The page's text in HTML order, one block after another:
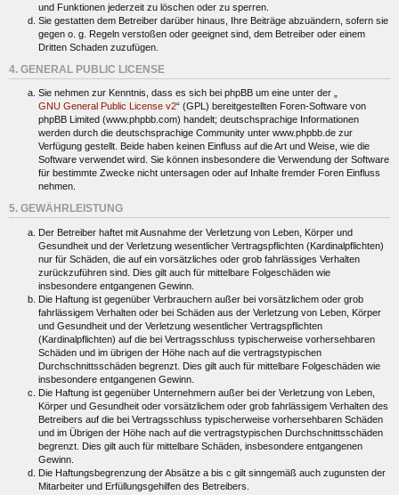
und Funktionen jederzeit zu löschen oder zu sperren.
Sie gestatten dem Betreiber darüber hinaus, Ihre Beiträge abzuändern, sofern sie
gegen o. g. Regeln verstoßen oder geeignet sind, dem Betreiber oder einem
Dritten Schaden zuzufügen.
4. GENERAL PUBLIC LICENSE
Sie nehmen zur Kenntnis, dass es sich bei phpBB um eine unter der „
GNU General Public License v2“ (GPL) bereitgestellten Foren-Software von
phpBB Limited (www.phpbb.com) handelt; deutschsprachige Informationen
werden durch die deutschsprachige Community unter www.phpbb.de zur
Verfügung gestellt. Beide haben keinen Einfluss auf die Art und Weise, wie die
Software verwendet wird. Sie können insbesondere die Verwendung der Software
für bestimmte Zwecke nicht untersagen oder auf Inhalte fremder Foren Einfluss
nehmen.
5. GEWÄHRLEISTUNG
Der Betreiber haftet mit Ausnahme der Verletzung von Leben, Körper und
Gesundheit und der Verletzung wesentlicher Vertragspflichten (Kardinalpflichten)
nur für Schäden, die auf ein vorsätzliches oder grob fahrlässiges Verhalten
zurückzuführen sind. Dies gilt auch für mittelbare Folgeschäden wie
insbesondere entgangenen Gewinn.
Die Haftung ist gegenüber Verbrauchern außer bei vorsätzlichem oder grob
fahrlässigem Verhalten oder bei Schäden aus der Verletzung von Leben, Körper
und Gesundheit und der Verletzung wesentlicher Vertragspflichten
(Kardinalpflichten) auf die bei Vertragsschluss typischerweise vorhersehbaren
Schäden und im übrigen der Höhe nach auf die vertragstypischen
Durchschnittsschäden begrenzt. Dies gilt auch für mittelbare Folgeschäden wie
insbesondere entgangenen Gewinn.
Die Haftung ist gegenüber Unternehmern außer bei der Verletzung von Leben,
Körper und Gesundheit oder vorsätzlichem oder grob fahrlässigem Verhalten des
Betreibers auf die bei Vertragsschluss typischerweise vorhersehbaren Schäden
und im Übrigen der Höhe nach auf die vertragstypischen Durchschnittsschäden
begrenzt. Dies gilt auch für mittelbare Schäden, insbesondere entgangenen
Gewinn.
Die Haftungsbegrenzung der Absätze a bis c gilt sinngemäß auch zugunsten der
Mitarbeiter und Erfüllungsgehilfen des Betreibers.